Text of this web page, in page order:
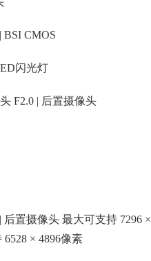
CMOS
闪光灯
F2.0 | 后置摄像头
置摄像头 最大可支持 7296 ×
× 4896像素